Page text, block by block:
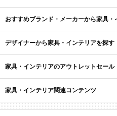
おすすめブランド・メーカーから家具・
デザイナーから家具・インテリアを探す
家具・インテリアのアウトレットセール
家具・インテリア関連コンテンツ